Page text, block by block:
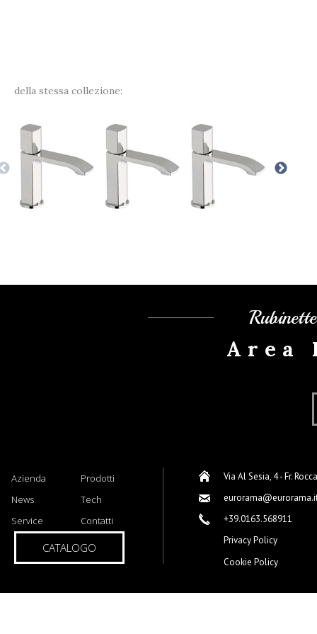
della stessa collezione:
Area
Azienda
Prodotti
News
Tech
Service
Contatti
CATALOGO
Via Al Sesia, 4 - Fr.
+39.0163.568911
Privacy Policy
Cookie Policy